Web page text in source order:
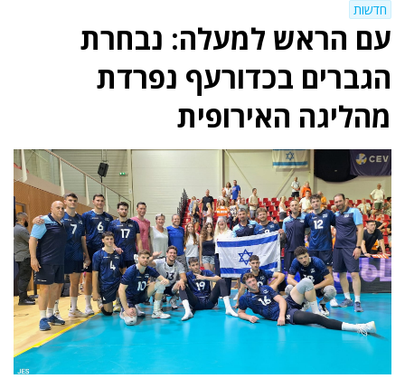
חדשות
עם הראש למעלה: נבחרת
הגברים בכדורעף נפרדת
מהליגה האירופית